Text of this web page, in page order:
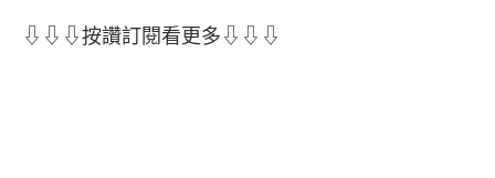
⇩⇩⇩按讚訂閱看更多⇩⇩⇩